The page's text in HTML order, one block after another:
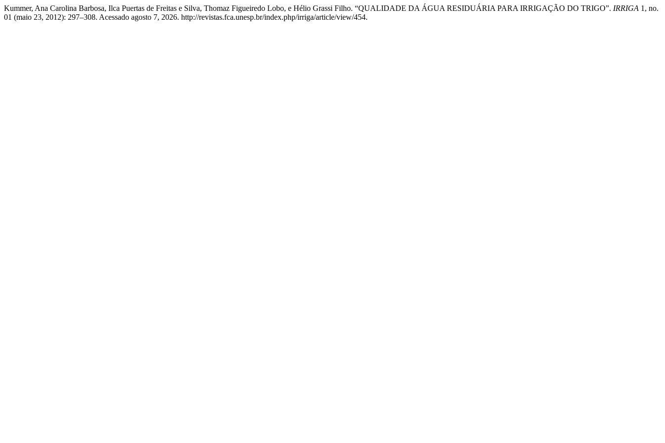
Kummer, Ana Carolina Barbosa, Ilca Puertas de Freitas e Silva, Thomaz Figueiredo Lobo, e Hélio Grassi Filho. “QUALIDADE DA ÁGUA RESIDUÁRIA PARA IRRIGAÇÃO DO TRIGO”. IRRIGA 1, no.
01 (maio 23, 2012): 297–308. Acessado agosto 7, 2026. http://revistas.fca.unesp.br/index.php/irriga/article/view/454.